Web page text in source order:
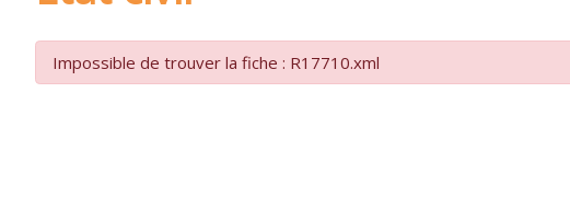
Impossible de trouver la fiche : R17710.xml